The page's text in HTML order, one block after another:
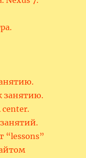
занятию.
center.
“lessons”